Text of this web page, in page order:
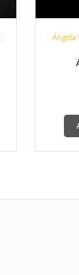
Ángela